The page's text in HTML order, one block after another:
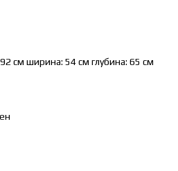
см ширина: 54 см глубина: 65 см